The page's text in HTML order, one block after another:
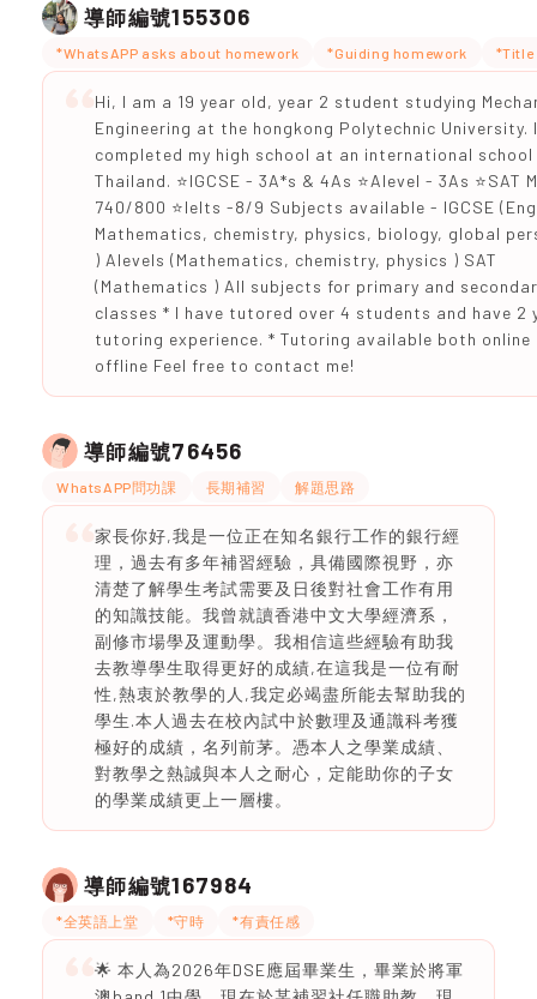
導師編號155306
*WhatsAPP asks about homework *Guiding homework *Title
Hi, I am a 19 year old, year 2 student studying
Engineering at the hongkong Polytechnic University.
completed my high school at an international school
Thailand. ⭐IGCSE - 3A*s & 4As ⭐Alevel - 3As ⭐SAT
740/800 ⭐Ielts -8/9 Subjects available - IGCSE
Mathematics, chemistry, physics, biology, global
) Alevels (Mathematics, chemistry, physics ) SAT
(Mathematics ) All subjects for primary and
classes * I have tutored over 4 students and have 2
tutoring experience. * Tutoring available both online
offline Feel free to contact me!
導師編號76456
WhatsAPP問功課 長期補習 解題思路
家長你好,我是一位正在知名銀行工作的銀行經
理，過去有多年補習經驗，具備國際視野，亦
清楚了解學生考試需要及日後對社會工作有用
的知識技能。我曾就讀香港中文大學經濟系，
副修市場學及運動學。我相信這些經驗有助我
去教導學生取得更好的成績,在這我是一位有耐
性,熱衷於教學的人,我定必竭盡所能去幫助我的
學生.本人過去在校內試中於數理及通識科考獲
極好的成績，名列前茅。憑本人之學業成績、
對教學之熱誠與本人之耐心，定能助你的子女
的學業成績更上一層樓。
導師編號167984
*全英語上堂 *守時 *有責任感
🌟 本人為2026年DSE應屆畢業生，畢業於將軍